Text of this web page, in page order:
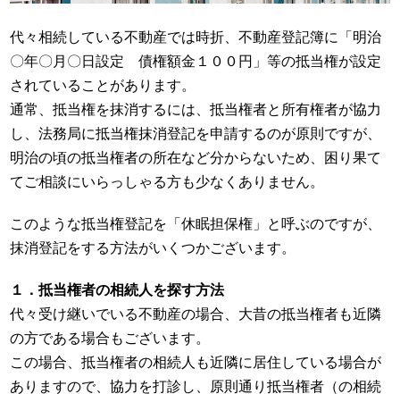
代々相続している不動産では時折、不動産登記簿に「明治
〇年〇月〇日設定 債権額金１００円」等の抵当権が設定
されていることがあります。
通常、抵当権を抹消するには、抵当権者と所有権者が協力
し、法務局に抵当権抹消登記を申請するのが原則ですが、
明治の頃の抵当権者の所在など分からないため、困り果て
てご相談にいらっしゃる方も少なくありません。
このような抵当権登記を「休眠担保権」と呼ぶのですが、
抹消登記をする方法がいくつかございます。
１．抵当権者の相続人を探す方法
代々受け継いでいる不動産の場合、大昔の抵当権者も近隣
の方である場合もございます。
この場合、抵当権者の相続人も近隣に居住している場合が
ありますので、協力を打診し、原則通り抵当権者（の相続